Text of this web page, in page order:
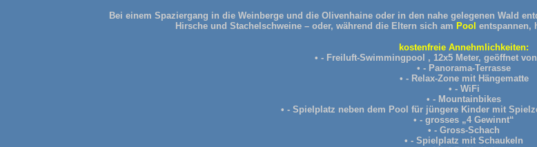
Bei einem Spaziergang in die Weinberge und die Olivenhaine oder in den nahe gelegenen Wald
Hirsche und Stachelschweine – oder, während die Eltern sich am Pool entspannen,
kostenfreie Annehmlichkeiten:
• - Freiluft-Swimmingpool , 12x5 Meter, geöffnet
• - Panorama-Terrasse
• - Relax-Zone mit Hängematte
• - WiFi
• - Mountainbikes
• - Spielplatz neben dem Pool für jüngere Kinder mit
• - grosses „4 Gewinnt“
• - Gross-Schach
• - Spielplatz mit Schaukeln